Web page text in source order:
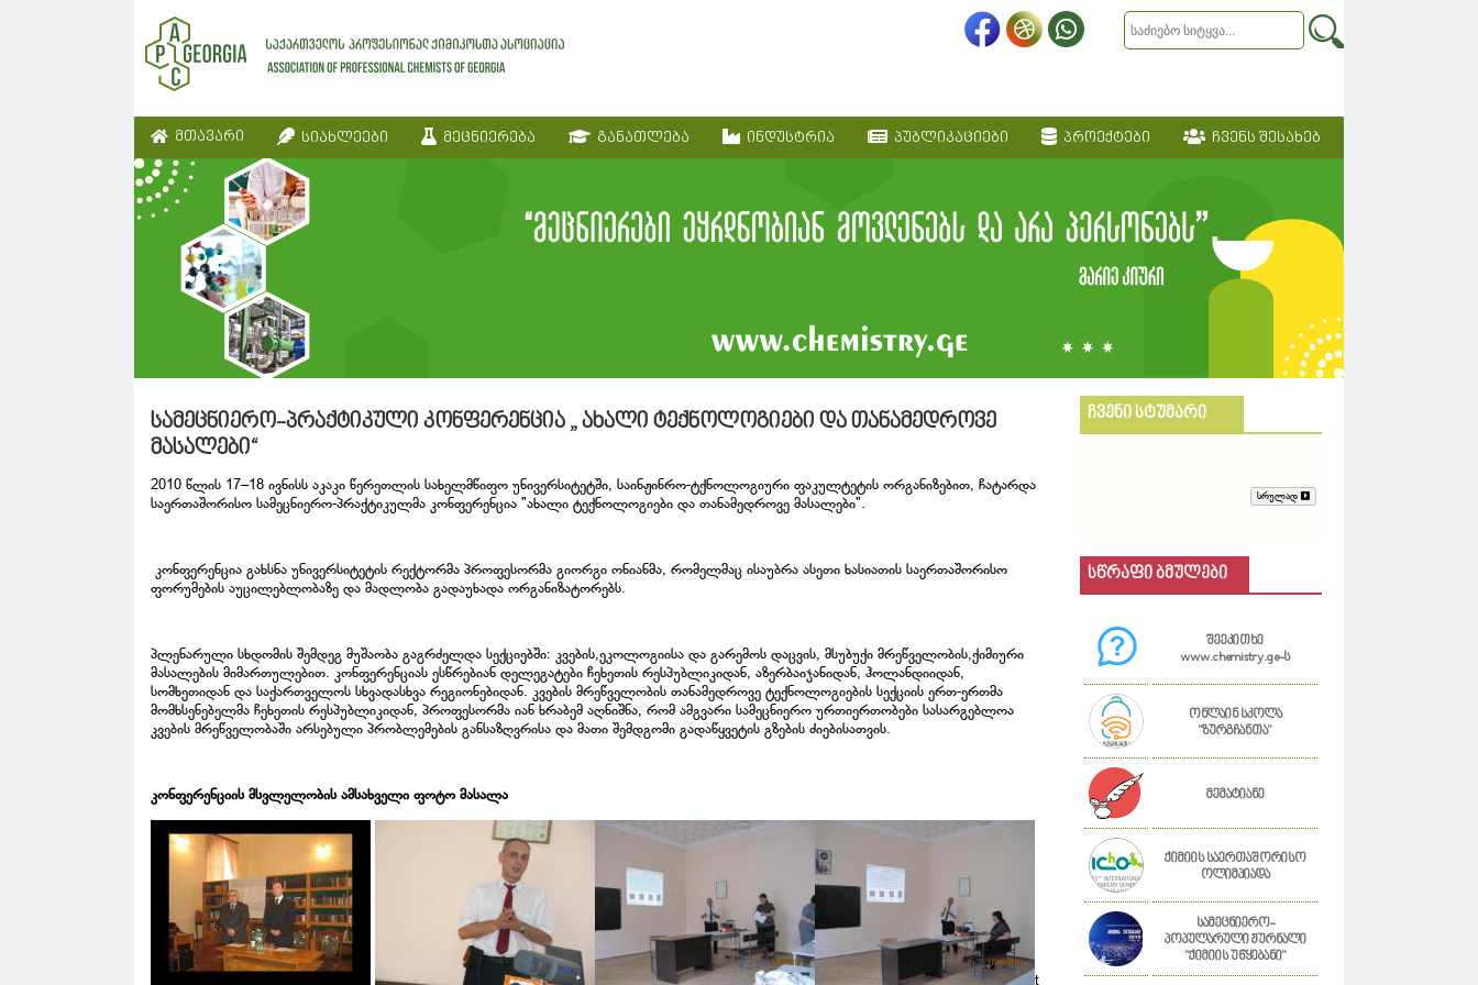
მთავარი სიახლეები მეცნიერება განათლება ინდუსტრია პუბლიკაციები პროექტები ჩვენს შესახებ
სამეცნიერო-პრაქტიკული კონფერენცია „ ახალი ტექნოლოგიები და თანამედროვე
მასალები“
2010 წლის 17–18 ივნისს აკაკი წერეთლის სახელმწიფო უნივერსიტეტში, საინჟინრო-ტქნოლოგიური ფაკულტეტის ორგანიზებით, ჩატარდა
საერთაშორისო სამეცნიერო-პრაქტიკულმა კონფერენცია "ახალი ტექნოლოგიები და თანამედროვე მასალები".
კონფერენცია გახსნა უნივერსიტეტის რექტორმა პროფესორმა გიორგი ონიანმა, რომელმაც ისაუბრა ასეთი ხასიათის საერთაშორისო
ფორუმების აუცილებლობაზე და მადლობა გადაუხადა ორგანიზატორებს.
პლენარული სხდომის შემდეგ მუშაობა გაგრძელდა სექციებში: კვების,ეკოლოგიისა და გარემოს დაცვის, მსუბუქი მრეწველობის,ქიმიური
მასალების მიმართულებით. კონფერენციას ესწრებიან დელეგატები ჩეხეთის რესპუბლიკიდან, აზერბაიჯანიდან, ჰოლანდიიდან,
სომხეთიდან და საქართველოს სხვადასხვა რეგიონებიდან. კვების მრეწველობის თანამედროვე ტექნოლოგიების სექციის ერთ-ერთმა
მომხსენებელმა ჩეხეთის რესპუბლიკიდან, პროფესორმა იან ხრაბემ აღნიშნა, რომ ამგვარი სამეცნიერო ურთიერთობები სასარგებლოა
კვების მრეწველობაში არსებული პრობლემების განსაზღვრისა და მათი შემდგომი გადაწყვეტის გზების ძიებისათვის.
კონფერენციის მსვლელობის ამსახველი ფოტო მასალა
t
ჩვენი სტუმარი
სრულად
სწრაფი ბმულები
შეეკითხე
www.chemistry.ge-ს
ონლაინ სკოლა
"ზურგჩანთა"
მემატიანე
ქიმიის საერთაშორისო
ოლიმპიადა
სამეცნიერო-
პოპულარული ჟურნალი
"ქიმიის უწყებანი"